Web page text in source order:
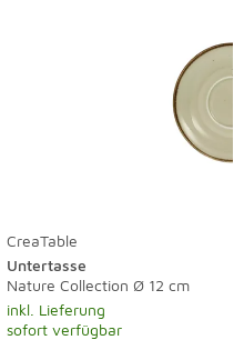
CreaTable
Untertasse
Nature Collection Ø 12 cm
inkl. Lieferung
sofort verfügbar